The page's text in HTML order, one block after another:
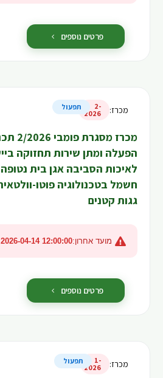
פרטים נוספים
מכרז:
2-
2026
תפעול
מכרז מסגרת
הפעלה ומתן שירות תחזוקה
לאיכות הסביבה אגן בית נטופה
חשמל בטכנולוגיה פוטו-
גגות קטנים
מועד אחרון:2026-04-14 12:00:00
פרטים נוספים
מכרז:
1-
2026
תפעול